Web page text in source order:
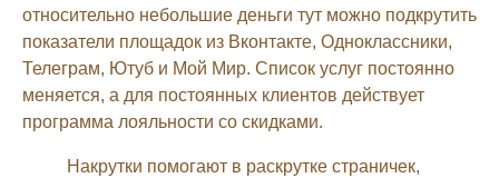
относительно небольшие деньги тут можно подкрутить
показатели площадок из Вконтакте, Одноклассники,
Телеграм, Ютуб и Мой Мир. Список услуг постоянно
меняется, а для постоянных клиентов действует
программа лояльности со скидками.
Накрутки помогают в раскрутке страничек,